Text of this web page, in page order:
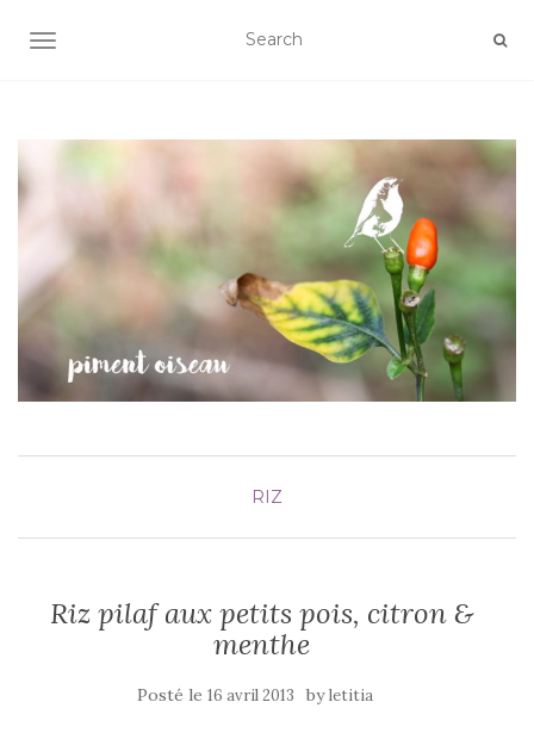
AFFICHER/MASQUER LA NAVIGATION
RIZ
Riz pilaf aux petits pois, citron &
menthe
Posté le 16 avril 2013 byletitia